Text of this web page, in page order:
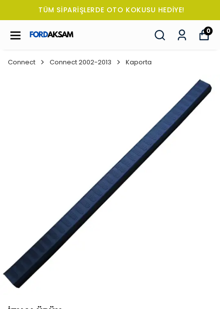
TÜM SİPARİŞLERDE OTO KOKUSU HEDİYE!
0
Connect Connect 2002-2013 Kaporta